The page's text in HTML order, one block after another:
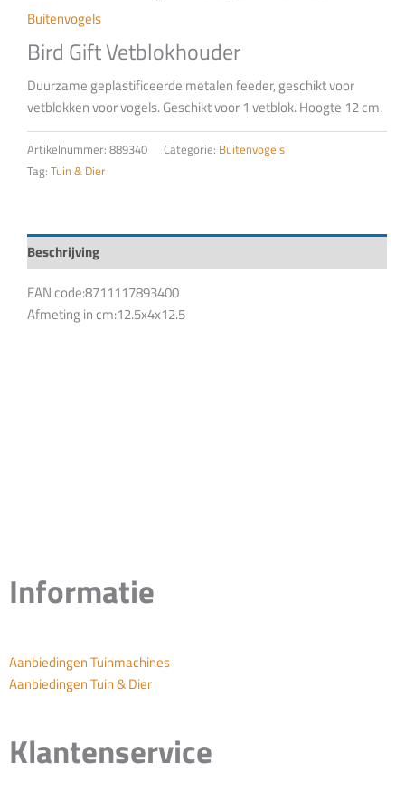
Buitenvogels
Bird Gift Vetblokhouder
Duurzame geplastificeerde metalen feeder, geschikt voor
vetblokken voor vogels. Geschikt voor 1 vetblok. Hoogte 12 cm.
Artikelnummer: 889340 Categorie: Buitenvogels
Tag: Tuin & Dier
Beschrijving
EAN code:8711117893400
Afmeting in cm:12.5x4x12.5
Informatie
Aanbiedingen Tuinmachines
Aanbiedingen Tuin & Dier
Klantenservice